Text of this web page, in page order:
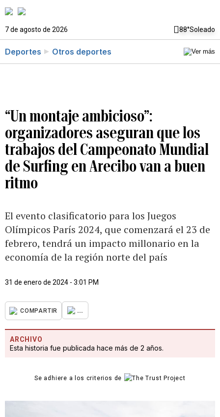
7 de agosto de 2026 88°Soleado
Deportes Otros deportes
“Un montaje ambicioso”:
organizadores aseguran que los
trabajos del Campeonato Mundial
de Surfing en Arecibo van a buen
ritmo
El evento clasificatorio para los Juegos
Olímpicos París 2024, que comenzará el 23 de
febrero, tendrá un impacto millonario en la
economía de la región norte del país
31 de enero de 2024 - 3:01 PM
COMPARTIR ...
ARCHIVO
Esta historia fue publicada hace más de 2 años.
Se adhiere a los criterios de